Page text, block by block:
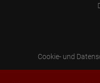
Cookie- und